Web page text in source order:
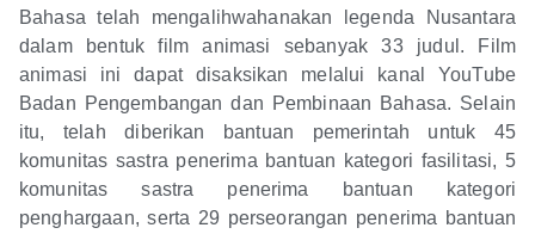
Bahasa telah mengalihwahanakan legenda Nusantara
dalam bentuk film animasi sebanyak 33 judul. Film
animasi ini dapat disaksikan melalui kanal YouTube
Badan Pengembangan dan Pembinaan Bahasa. Selain
itu, telah diberikan bantuan pemerintah untuk 45
komunitas sastra penerima bantuan kategori fasilitasi, 5
komunitas sastra penerima bantuan kategori
penghargaan, serta 29 perseorangan penerima bantuan